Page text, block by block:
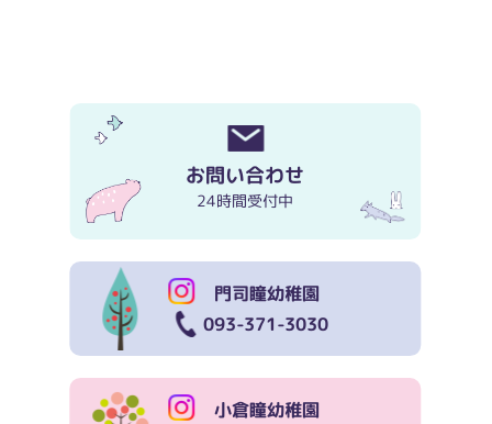
お問い合わせ
24時間受付中
門司瞳幼稚園
093-371-3030
小倉瞳幼稚園